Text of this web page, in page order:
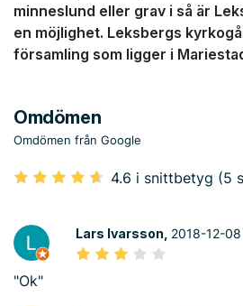
minneslund eller grav i så är
en möjlighet. Leksbergs
församling som ligger i
Omdömen
Omdömen från Google
4.6 i snittbetyg (5
Lars Ivarsson, 2018-12-08
"Ok"